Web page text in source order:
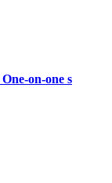
One-on-one s